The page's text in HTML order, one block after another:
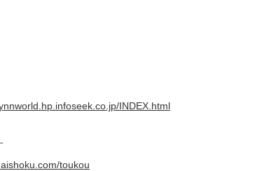
INDEX.html
toukou